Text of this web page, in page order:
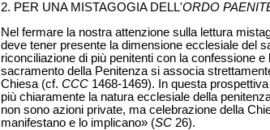
2. PER UNA MISTAGOGIA DELL'ORDO
Nel fermare la nostra attenzione sulla lettura
deve tener presente la dimensione ecclesiale del
riconciliazione di più penitenti con la confessione
sacramento della Penitenza si associa
Chiesa (cf. CCC 1468-1469). In questa
più chiaramente la natura ecclesiale della
non sono azioni private, ma celebrazione della
manifestano e lo implicano» (SC 26).